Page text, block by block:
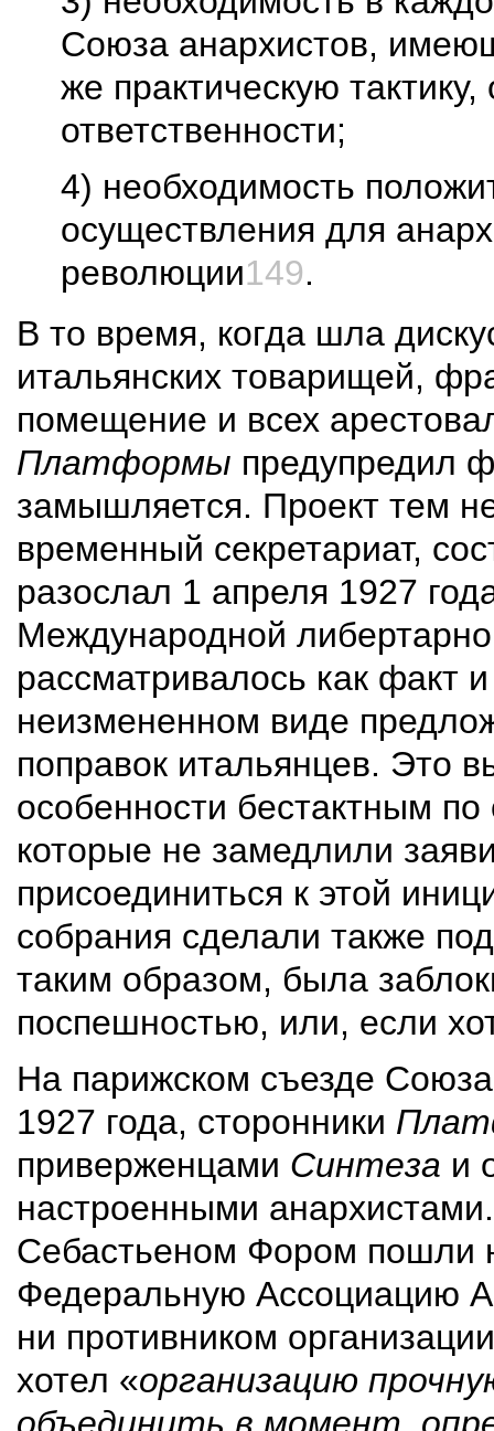
Союза анархистов,
же практическую
ответственности;
4) необходимость
осуществления для
революции149.
В то время, когда шла
итальянских товарищей,
помещение и всех
Платформы предупредил
замышляется. Проект тем
временный секретариат,
разослал 1 апреля 1927
Международной
рассматривалось как факт
неизмененном виде
поправок итальянцев. Это
особенности бестактным
которые не замедлили
присоединиться к этой
собрания сделали также
таким образом, была
поспешностью, или, если
На парижском съезде
1927 года, сторонники
приверженцами Синтеза и
настроенными
Себастьеном Фором пошли
Федеральную Ассоциацию
ни противником
хотел «организацию